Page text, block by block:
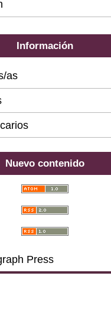
Información
as
Nuevo contenido
Press